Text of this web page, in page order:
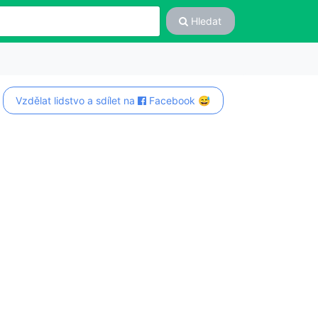
Hledat
Vzdělat lidstvo a sdílet na Facebook 😅